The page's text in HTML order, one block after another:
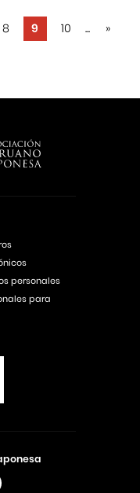
8 9 10 ... »
personales
para